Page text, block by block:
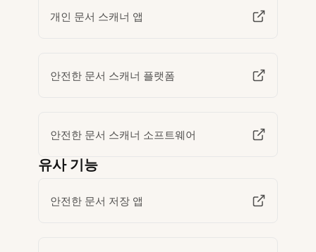
개인 문서 스캐너 앱
안전한 문서 스캐너 플랫폼
안전한 문서 스캐너 소프트웨어
유사 기능
안전한 문서 저장 앱